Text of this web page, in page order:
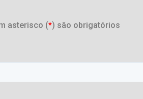
asterisco (*) são obrigatórios